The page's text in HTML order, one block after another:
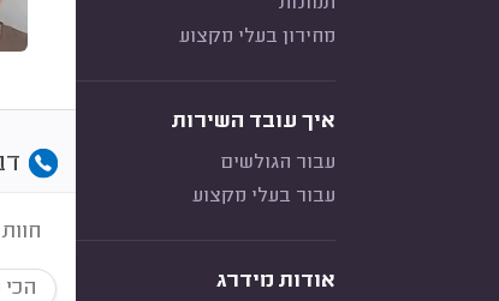
מחירון בעלי מקצוע
איך עובד השירות
עבור הגולשים
עבור בעלי מקצוע
אודות מידרג הכי